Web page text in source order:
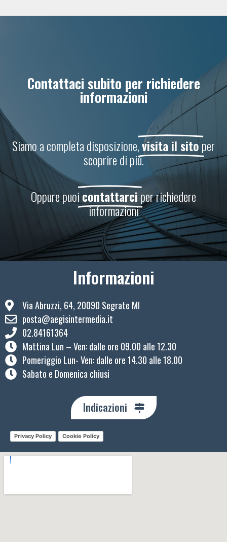
Contattaci subito per richiedere
informazioni
Siamo a completa disposizione,visita il sitoper
scoprire di più.
Oppure puoicontattarciper richiedere
informazioni
Informazioni
Via Abruzzi, 64, 20090 Segrate MI
posta@aegisintermedia.it
02.84161364
Mattina Lun – Ven: ​dalle ore 09.00 alle 12.30
Pomeriggio Lun- Ven: dalle ore 14.30 alle 18.00
Sabato e Domenica chiusi
Indicazioni
Privacy Policy Cookie Policy